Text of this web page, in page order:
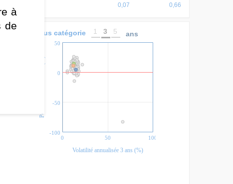
0,07 0,66
Fonds versus catégorie 1 3 5 ans
-100
-50
0
50
0 50 100
Volatilité annualisée 3 ans (%)
à
de